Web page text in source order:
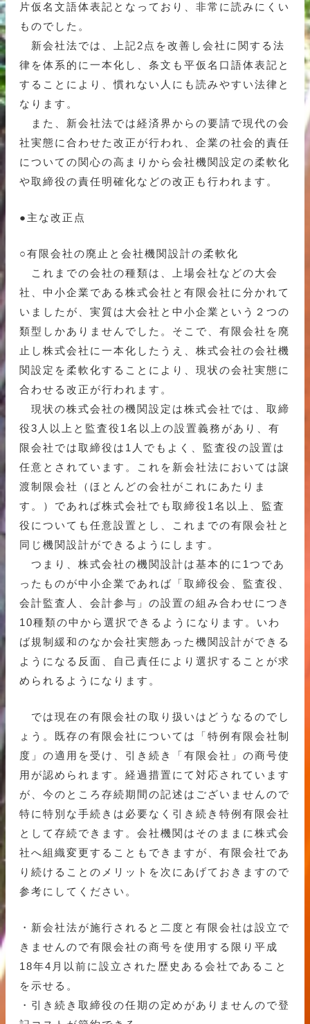
片仮名文語体表記となっており、非常に読みにくい
ものでした。
新会社法では、上記2点を改善し会社に関する法
律を体系的に一本化し、条文も平仮名口語体表記と
することにより、慣れない人にも読みやすい法律と
なります。
また、新会社法では経済界からの要請で現代の会
社実態に合わせた改正が行われ、企業の社会的責任
についての関心の高まりから会社機関設定の柔軟化
や取締役の責任明確化などの改正も行われます。
●主な改正点
○有限会社の廃止と会社機関設計の柔軟化
これまでの会社の種類は、上場会社などの大会
社、中小企業である株式会社と有限会社に分かれて
いましたが、実質は大会社と中小企業という２つの
類型しかありませんでした。そこで、有限会社を廃
止し株式会社に一本化したうえ、株式会社の会社機
関設定を柔軟化することにより、現状の会社実態に
合わせる改正が行われます。
現状の株式会社の機関設定は株式会社では、取締
役3人以上と監査役1名以上の設置義務があり、有
限会社では取締役は1人でもよく、監査役の設置は
任意とされています。これを新会社法においては譲
渡制限会社（ほとんどの会社がこれにあたりま
す。）であれば株式会社でも取締役1名以上、監査
役についても任意設置とし、これまでの有限会社と
同じ機関設計ができるようにします。
つまり、株式会社の機関設計は基本的に1つであ
ったものが中小企業であれば「取締役会、監査役、
会計監査人、会計参与」の設置の組み合わせにつき
10種類の中から選択できるようになります。いわ
ば規制緩和のなか会社実態あった機関設計ができる
ようになる反面、自己責任により選択することが求
められるようになります。
では現在の有限会社の取り扱いはどうなるのでし
ょう。既存の有限会社については「特例有限会社制
度」の適用を受け、引き続き「有限会社」の商号使
用が認められます。経過措置にて対応されています
が、今のところ存続期間の記述はございませんので
特に特別な手続きは必要なく引き続き特例有限会社
として存続できます。会社機関はそのままに株式会
社へ組織変更することもできますが、有限会社であ
り続けることのメリットを次にあげておきますので
参考にしてください。
・新会社法が施行されると二度と有限会社は設立で
きませんので有限会社の商号を使用する限り平成
18年4月以前に設立された歴史ある会社であること
を示せる。
・引き続き取締役の任期の定めがありませんので登